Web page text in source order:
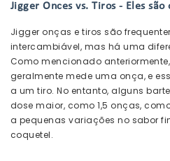
Jigger Onces vs. Tiros - Eles são
Jigger onças e tiros são
intercambiável, mas há uma
Como mencionado
geralmente mede uma onça, e
a um tiro. No entanto, alguns
dose maior, como 1,5 onças,
a pequenas variações no sabor
coquetel.